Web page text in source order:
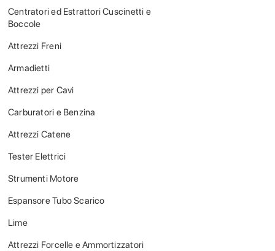
Centratori ed Estrattori Cuscinetti e
Boccole
Attrezzi Freni
Armadietti
Attrezzi per Cavi
Carburatori e Benzina
Attrezzi Catene
Tester Elettrici
Strumenti Motore
Espansore Tubo Scarico
Lime
Attrezzi Forcelle e Ammortizzatori